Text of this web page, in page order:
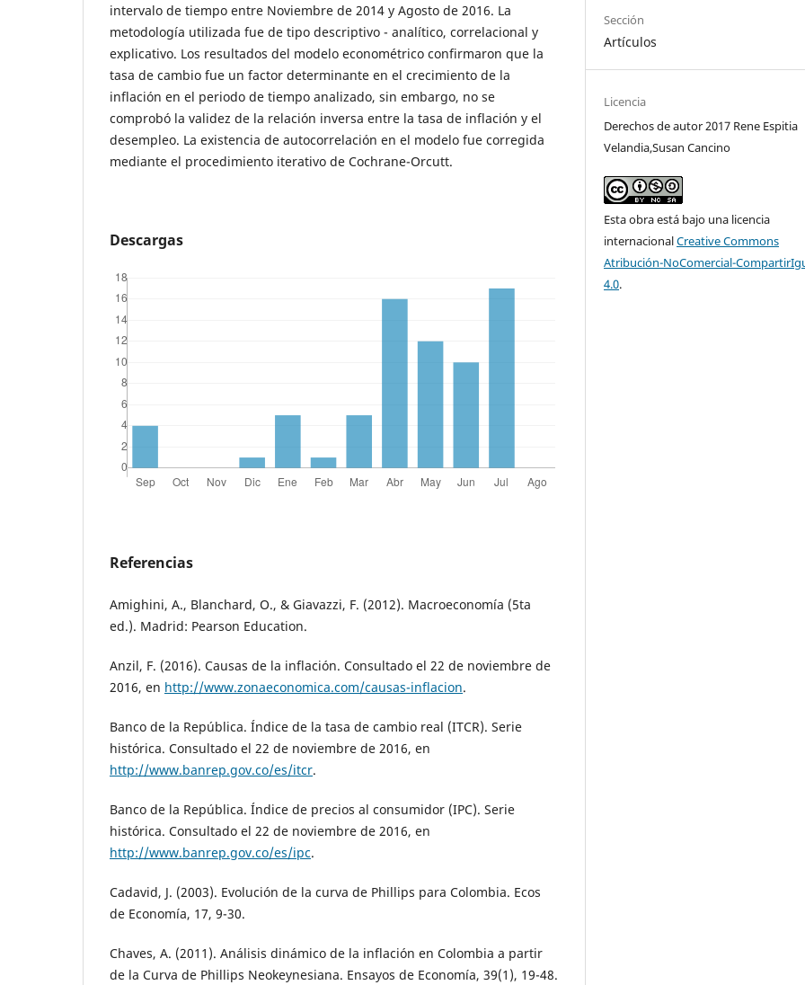
intervalo de tiempo entre Noviembre de 2014 y Agosto de 2016. La
metodología utilizada fue de tipo descriptivo - analítico, correlacional y
explicativo. Los resultados del modelo econométrico confirmaron que la
tasa de cambio fue un factor determinante en el crecimiento de la
inflación en el periodo de tiempo analizado, sin embargo, no se
comprobó la validez de la relación inversa entre la tasa de inflación y el
desempleo. La existencia de autocorrelación en el modelo fue corregida
mediante el procedimiento iterativo de Cochrane-Orcutt.
Descargas
Referencias
Amighini, A., Blanchard, O., & Giavazzi, F. (2012). Macroeconomía (5ta
ed.). Madrid: Pearson Education.
Anzil, F. (2016). Causas de la inflación. Consultado el 22 de noviembre de
2016, en http://www.zonaeconomica.com/causas-inflacion.
Banco de la República. Índice de la tasa de cambio real (ITCR). Serie
histórica. Consultado el 22 de noviembre de 2016, en
http://www.banrep.gov.co/es/itcr.
Banco de la República. Índice de precios al consumidor (IPC). Serie
histórica. Consultado el 22 de noviembre de 2016, en
http://www.banrep.gov.co/es/ipc.
Cadavid, J. (2003). Evolución de la curva de Phillips para Colombia. Ecos
de Economía, 17, 9-30.
Chaves, A. (2011). Análisis dinámico de la inflación en Colombia a partir
de la Curva de Phillips Neokeynesiana. Ensayos de Economía, 39(1), 19-48.
Sección
Artículos
Licencia
Derechos de autor 2017 Rene Espitia
Velandia,Susan Cancino
Esta obra está bajo una licencia
internacionalCreative Commons
Atribución-NoComercial-
4.0.